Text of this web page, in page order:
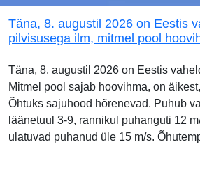
Täna, 8. augustil 2026 on Eestis
pilvisusega ilm, mitmel pool
Täna, 8. augustil 2026 on Eestis
Mitmel pool sajab hoovihma, on
Õhtuks sajuhood hõrenevad. Puhub
läänetuul 3-9, rannikul puhanguti 12
ulatuvad puhanud üle 15 m/s.